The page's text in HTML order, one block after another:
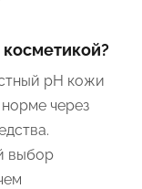
pH кожи
через
выбор